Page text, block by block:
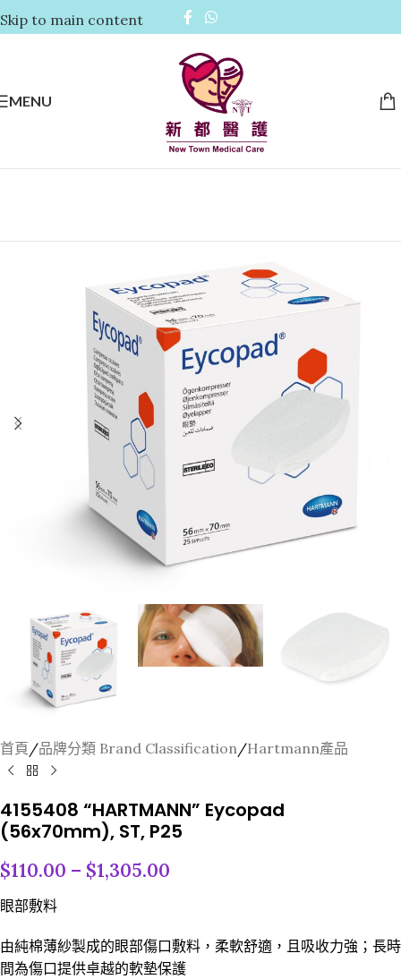
Skip to main content
MENU
首頁/品牌分類 Brand Classification/Hartmann產品
4155408 “HARTMANN” Eycopad
(56x70mm), ST, P25
$110.00 – $1,305.00
眼部敷料
由純棉薄紗製成的眼部傷口敷料，柔軟舒適，且吸收力強；長時
間為傷口提供卓越的軟墊保護